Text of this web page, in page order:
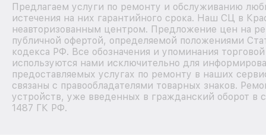
Предлагаем услуги по ремонту и обслуживанию
истечения на них гарантийного срока. Наш СЦ в
неавторизованным центром. Предложение цен на
публичной офертой, определяемой положениями
кодекса РФ. Все обозначения и упоминания
используются нами исключительно для
предоставляемых услугах по ремонту в наших
связаны с правообладателями товарных знаков.
устройств, уже введенных в гражданский оборот в
1487 ГК РФ.